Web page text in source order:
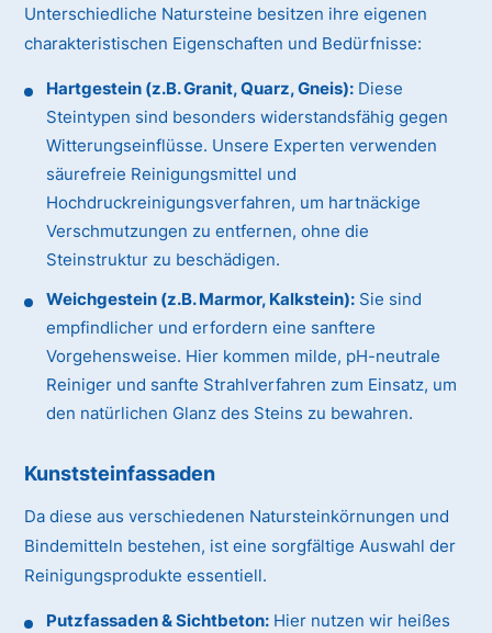
Unterschiedliche Natursteine besitzen ihre eigenen
charakteristischen Eigenschaften und Bedürfnisse:
Hartgestein (z.B. Granit, Quarz, Gneis): Diese
Steintypen sind besonders widerstandsfähig gegen
Witterungseinflüsse. Unsere Experten verwenden
säurefreie Reinigungsmittel und
Hochdruckreinigungsverfahren, um hartnäckige
Verschmutzungen zu entfernen, ohne die
Steinstruktur zu beschädigen.
Weichgestein (z.B. Marmor, Kalkstein): Sie sind
empfindlicher und erfordern eine sanftere
Vorgehensweise. Hier kommen milde, pH-neutrale
Reiniger und sanfte Strahlverfahren zum Einsatz, um
den natürlichen Glanz des Steins zu bewahren.
Kunststeinfassaden
Da diese aus verschiedenen Natursteinkörnungen und
Bindemitteln bestehen, ist eine sorgfältige Auswahl der
Reinigungsprodukte essentiell.
Putzfassaden & Sichtbeton: Hier nutzen wir heißes